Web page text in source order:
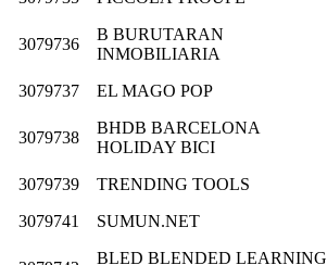
3079736
B BURUTARAN
INMOBILIARIA
3079737 EL MAGO POP
3079738
BHDB BARCELONA
HOLIDAY BICI
3079739 TRENDING TOOLS
3079741
SUMUN.NET
BLED BLENDED LEARNING